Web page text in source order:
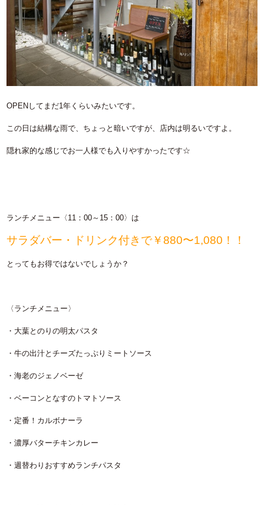
OPENしてまだ1年くらいみたいです。
この日は結構な雨で、ちょっと暗いですが、店内は明るいですよ。
隠れ家的な感じでお一人様でも入りやすかったです☆
ランチメニュー〈 11：00～15：00〉 は
サラダバー・ドリンク付きで￥880〜1,080！！
とってもお得ではないでしょうか？
〈ランチメニュー〉
・大葉とのりの明太パスタ
・牛の出汁とチーズたっぷりミートソース
・海老のジェノベーゼ
・ベーコンとなすのトマトソース
・定番！カルボナーラ
・濃厚バターチキンカレー
・週替わりおすすめランチパスタ